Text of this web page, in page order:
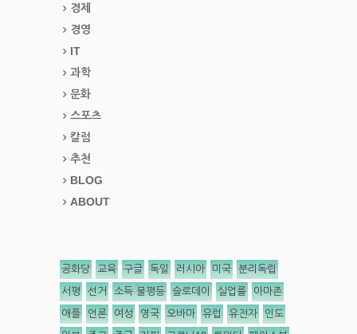
경제
경영
IT
과학
문화
스포츠
칼럼
추천
BLOG
ABOUT
공화당 교육 구글 독일 러시아 미국 분리독립
서평 선거 소득 불평등 슬로데이 실업률 아마존
애플 언론 여성 영국 오바마 유럽 유전자 인도